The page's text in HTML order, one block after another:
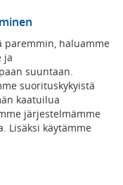
paremmin, haluamme
ja
suuntaan.
suorituskykyistä
kaatuilua
järjestelmämme
Lisäksi käytämme